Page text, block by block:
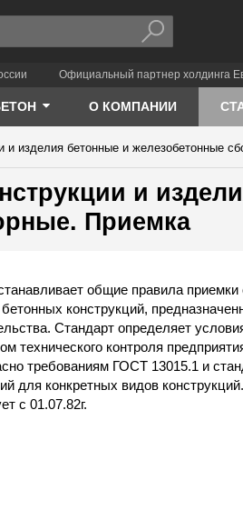
Официальный партнер холдинга
О КОМПАНИИ
и изделия бетонные и железобетонные
и
Приемка
общие правила приемки
конструкций,
Стандарт определяет
технического контроля
требованиям ГОСТ 13015.1 и
для конкретных видов
с 01.07.82г.